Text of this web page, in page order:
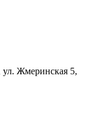
ул. Жмеринская 5,